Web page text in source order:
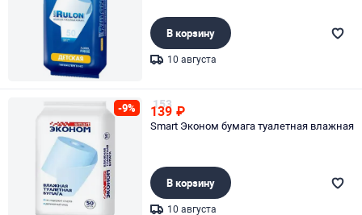
В корзину
10 августа
-9% 153
139 ₽
Smart Эконом бумага туалетная влажная
В корзину
10 августа